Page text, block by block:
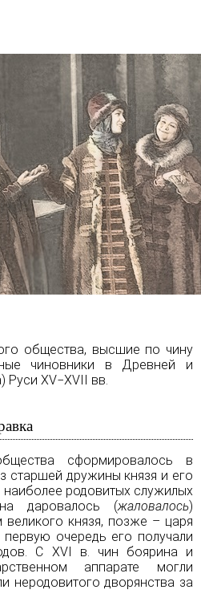
общества, высшие по чину
чиновники в Древней и
) Руси XV−XVII вв.
сформировалось в
старшей дружины князя и его
родовитых служилых
даровалось (жаловалось)
князя, позже – царя
очередь его получали
С XVI в. чин боярина и
аппарате могли
неродовитого дворянства за